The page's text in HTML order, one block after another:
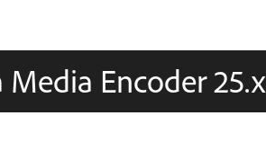
Encoder 25.x